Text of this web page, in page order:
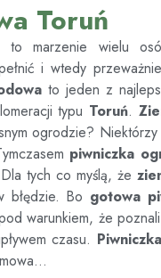
Toruń
to marzenie wielu
i wtedy
to jeden z
typu Toruń.
ogrodzie? Niektórzy
piwniczka
tych co myślą, że
błędzie. Bo gotowa
warunkiem, że
czasu.